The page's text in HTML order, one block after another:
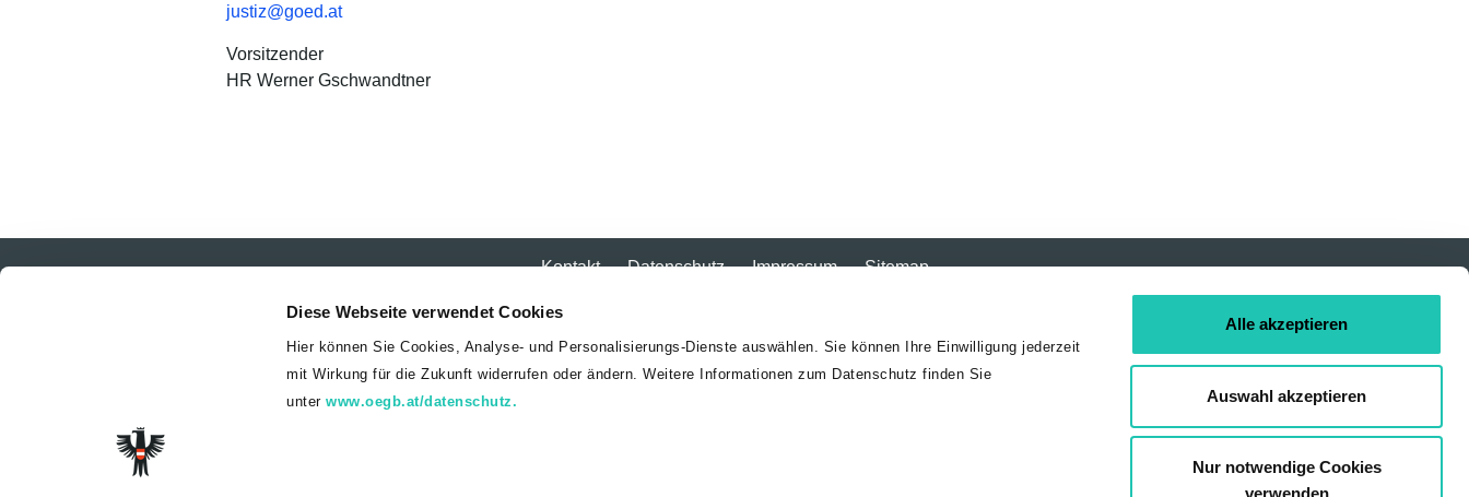
Diese Webseite verwendet Cookies
Hier können Sie Cookies, Analyse- und Personalisierungs-Dienste auswählen. Sie können Ihre Einwilligung jederzeit
mit Wirkung für die Zukunft widerrufen oder ändern. Weitere Informationen zum Datenschutz finden Sie
unterwww.oegb.at/datenschutz.
Alle akzeptieren
Auswahl akzeptieren
Nur notwendige Cookies
verwenden
justiz@goed.at
Vorsitzender
HR Werner Gschwandtner
Kontakt Datenschutz Impressum
Sitemap